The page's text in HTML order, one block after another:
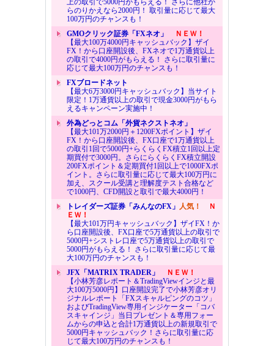
上の取引で5000円がもらえる！ さらに他社か
らのりかえなら2000円！ 取引量に応じて最大
100万円のチャンスも！
GMOクリック証券「FXネオ」
ＮＥＷ！
【最大100万4000円キャッシュバック】ザイ
FX！から口座開設後、FXネオで1万通貨以上
の取引で4000円がもらえる！ さらに取引量に
応じて最大100万円のチャンスも！
FXブロードネット
【最大6万3000円キャッシュバック】当サイト
限定！1万通貨以上の取引で現金3000円がもら
えるキャンペーン実施中！
外為どっとコム「外貨ネクストネオ」
【最大101万2000円＋1200FXポイント】ザイ
FX！から口座開設後、FX口座で1万通貨以上
の取引1回で5000円+らくらくFX積立1回以上定
期買付で3000円。さらにらくらくFX積立開設
200FXポイント＆定期買付1回以上で1000FXポ
イント。さらに取引量に応じて最大100万円に
加え、スクール受講と理解度テスト合格など
で1000円、CFD開設と取引で最大4000円！
トレイダーズ証券「みんなのFX」 人気！
Ｎ
ＥＷ！
【最大101万円キャッシュバック】ザイFX！か
ら口座開設後、FX口座で5万通貨以上の取引で
5000円+シストレ口座で5万通貨以上の取引で
5000円がもらえる！ さらに取引量に応じて最
大100万円のチャンスも！
JFX「MATRIX TRADER」
ＮＥＷ！
【小林芳彦レポート＆TradingViewインジと最
大100万5000円】口座開設完了で小林芳彦オリ
ジナルレポート「FXスキャルピングのコツ」
およびTradingView専用インジケーター「コバ
スキャインジ」当日プレゼント＆専用フォー
ムからの申込と合計1万通貨以上の新規取引で
5000円キャッシュバック！さらに取引量に応
じて最大100万円のチャンスも！